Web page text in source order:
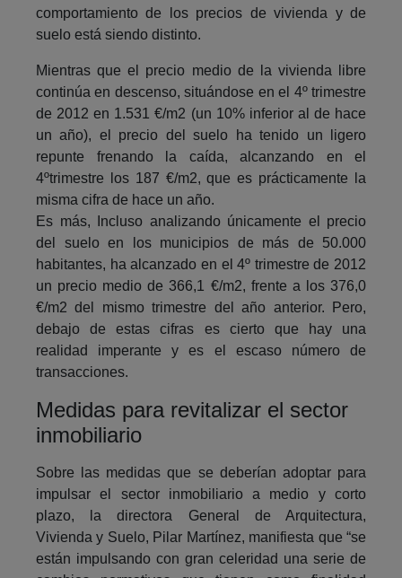
comportamiento de los precios de vivienda y de
suelo está siendo distinto.
Mientras que el precio medio de la vivienda libre
continúa en descenso, situándose en el 4º trimestre
de 2012 en 1.531 €/m2 (un 10% inferior al de hace
un año), el precio del suelo ha tenido un ligero
repunte frenando la caída, alcanzando en el
4ºtrimestre los 187 €/m2, que es prácticamente la
misma cifra de hace un año.
Es más, Incluso analizando únicamente el precio
del suelo en los municipios de más de 50.000
habitantes, ha alcanzado en el 4º trimestre de 2012
un precio medio de 366,1 €/m2, frente a los 376,0
€/m2 del mismo trimestre del año anterior. Pero,
debajo de estas cifras es cierto que hay una
realidad imperante y es el escaso número de
transacciones.
Medidas para revitalizar el sector
inmobiliario
Sobre las medidas que se deberían adoptar para
impulsar el sector inmobiliario a medio y corto
plazo, la directora General de Arquitectura,
Vivienda y Suelo, Pilar Martínez, manifiesta que “se
están impulsando con gran celeridad una serie de